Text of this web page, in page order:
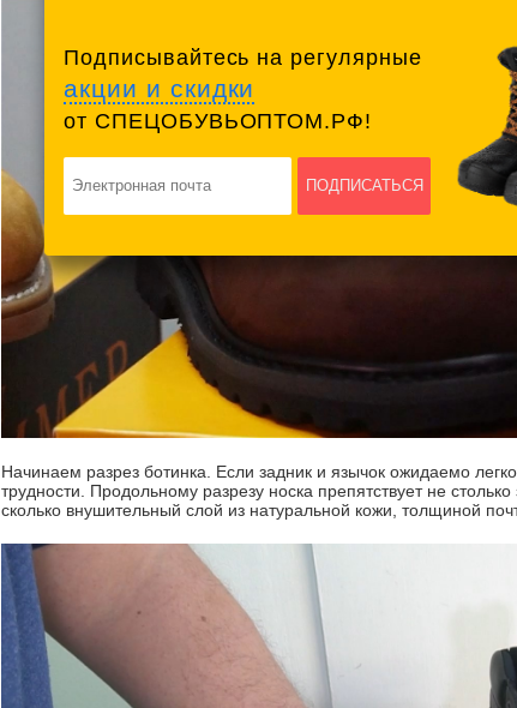
Начинаем разрез ботинка. Если задник и язычок ожидаемо
трудности. Продольному разрезу носка препятствует не
сколько внушительный слой из натуральной кожи, толщиной
Подписывайтесь на регулярные
акции и скидки
от СПЕЦОБУВЬОПТОМ.РФ!
ПОДПИСАТЬСЯ